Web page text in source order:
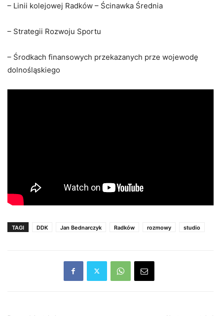
– Linii kolejowej Radków – Ścinawka Średnia
– Strategii Rozwoju Sportu
– Środkach finansowych przekazanych prze wojewodę
dolnośląskiego
TAGI DDK Jan Bednarczyk Radków rozmowy studio